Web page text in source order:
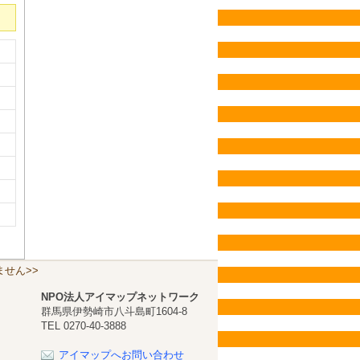
せん>>
NPO法人アイマップネットワーク
群馬県伊勢崎市八斗島町1604-8
TEL 0270-40-3888
アイマップへお問い合わせ